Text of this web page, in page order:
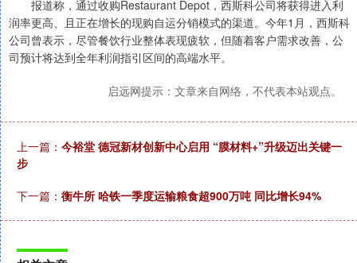
报道称，通过收购Restaurant Depot，西斯科公司将获得进入利
润率更高、且正在增长的现购自运分销模式的渠道。今年1月，西斯科
公司曾表示，尽管餐饮行业整体表现疲软，但随着客户需求改善，公
司预计将达到全年利润指引区间的高端水平。
启远网提示：文章来自网络，不代表本站观点。
上一篇： 今裕堂 德冠新材创新中心启用 “膜材料+”升级迈出关键一
步
下一篇： 衡牛所 哈铁一季度运输粮食超900万吨 同比增长94%